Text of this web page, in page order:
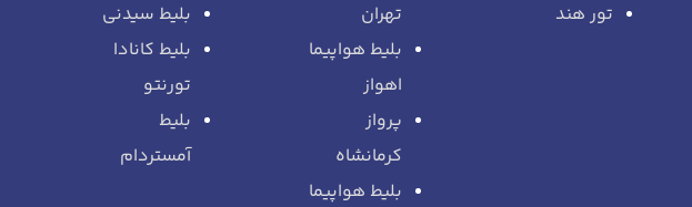
تور هند
تهران
بلیط هواپیما
اهواز
پرواز
کرمانشاه
بلیط هواپیما
بلیط سیدنی
بلیط کانادا
تورنتو
بلیط
آمستردام